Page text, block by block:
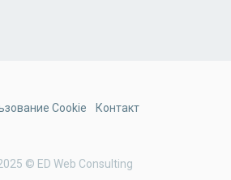
© ED Web Consulting
Cookie Контакт